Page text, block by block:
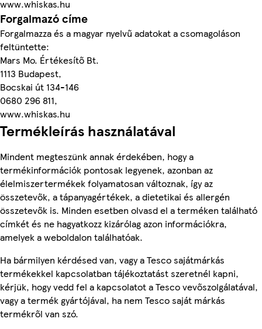
www.whiskas.hu
Forgalmazó címe
Forgalmazza és a magyar nyelvű adatokat a csomagoláson
feltüntette:
Mars Mo. Értékesítő Bt.
1113 Budapest,
Bocskai út 134-146
0680 296 811,
www.whiskas.hu
Termékleírás használatával
Mindent megteszünk annak érdekében, hogy a
termékinformációk pontosak legyenek, azonban az
élelmiszertermékek folyamatosan változnak, így az
összetevők, a tápanyagértékek, a dietetikai és allergén
összetevők is. Minden esetben olvasd el a terméken található
címkét és ne hagyatkozz kizárólag azon információkra,
amelyek a weboldalon találhatóak.
Ha bármilyen kérdésed van, vagy a Tesco sajátmárkás
termékekkel kapcsolatban tájékoztatást szeretnél kapni,
kérjük, hogy vedd fel a kapcsolatot a Tesco vevőszolgálatával,
vagy a termék gyártójával, ha nem Tesco saját márkás
termékről van szó.